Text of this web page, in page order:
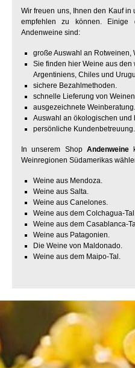
Wir freuen uns, Ihnen den Kauf
empfehlen zu können. Einige
Andenweine sind:
große Auswahl an
Sie finden hier Weine aus den
Argentiniens, Chiles und
sichere Bezahlmethoden.
schnelle Lieferung von
ausgezeichnete Weinberatung.
Auswahl an ökologischen und
persönliche Kundenbetreuung.
In unserem Shop Andenweine
Weinregionen Südamerikas
Weine aus Mendoza.
Weine aus Salta.
Weine aus Canelones.
Weine aus dem Colchagua-
Weine aus dem Casablanca-
Weine aus Patagonien.
Die Weine von Maldonado.
Weine aus dem Maipo-Tal.